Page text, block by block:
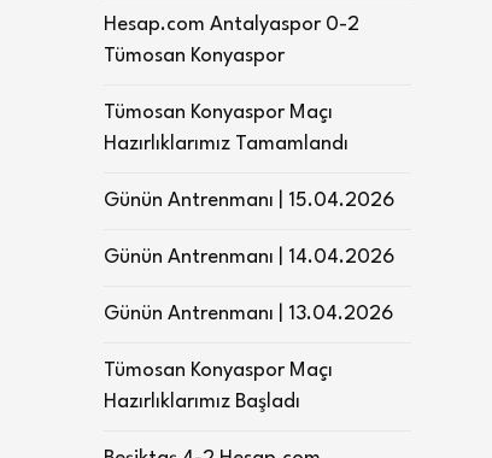
Hesap.com Antalyaspor 0-2
Tümosan Konyaspor
Tümosan Konyaspor Maçı
Hazırlıklarımız Tamamlandı
Günün Antrenmanı | 15.04.2026
Günün Antrenmanı | 14.04.2026
Günün Antrenmanı | 13.04.2026
Tümosan Konyaspor Maçı
Hazırlıklarımız Başladı